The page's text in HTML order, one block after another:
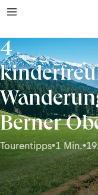
4
Berner
Tourentipps•1 Min.•